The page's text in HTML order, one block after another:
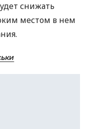
снижать
местом в нем